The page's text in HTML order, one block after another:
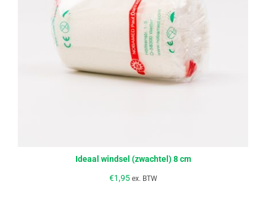
Ideaal windsel (zwachtel) 8 cm
€1,95 ex. BTW